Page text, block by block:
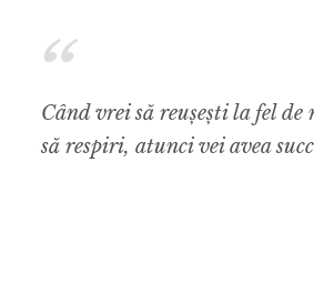
Când vrei să reușești la fel
să respiri, atunci vei avea